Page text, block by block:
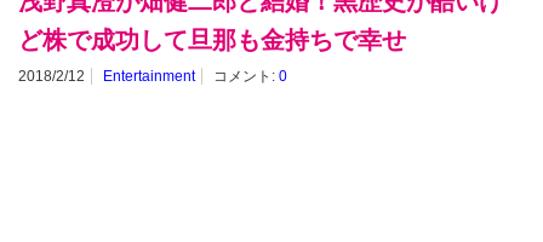
ど株で成功して旦那も金持ちで幸せ
2018/2/12 Entertainment コメント: 0